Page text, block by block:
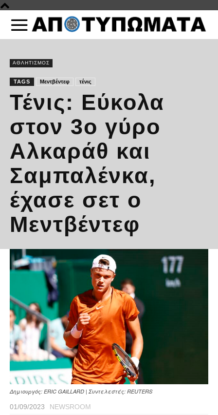
ΑΘΛΗΤΙΣΜΟΣ
TAGS Μεντβέντεφ τένις
Τένις: Εύκολα
στον 3ο γύρο
Αλκαράθ και
Σαμπαλένκα,
έχασε σετ ο
Μεντβέντεφ
Δημιουργός: ERIC GAILLARD | Συντελεστές: REUTERS
01/09/2023 NEWSROOM